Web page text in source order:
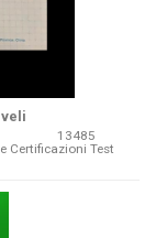
13485
Test